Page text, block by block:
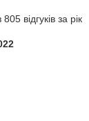
відгуків за рік